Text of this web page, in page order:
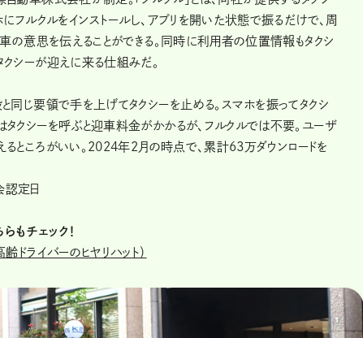
にフルクルをインストールし、アプリを開いた状態で振るだけで、周
の意思を伝えることができる。同時に利用者の位置情報もタクシ
シーが迎えに来る仕組みだ。
同じ要領で手を上げてタクシーを止める。スマホを振ってタクシ
クシーを呼ぶと迎車料金がかかるが、フルクルでは不要。ユーザ
ところがいい。2024年2月の時点で、累計63万ダウンロードを
定日
もチェック！
ドライバーのヒヤリハット）